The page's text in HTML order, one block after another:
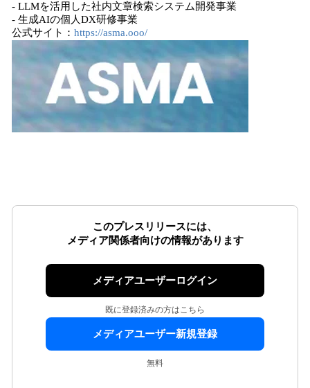
- LLMを活用した社内文章検索システム開発事業
- 生成AIの個人DX研修事業
公式サイト： https://asma.ooo/
このプレスリリースには、
メディア関係者向けの情報があります
メディアユーザーログイン
既に登録済みの方はこちら
メディアユーザー新規登録
無料